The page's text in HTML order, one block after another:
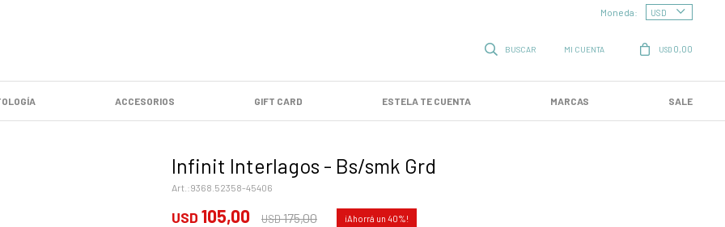
ACCESORIOS GIFT CARD ESTELA TE CUENTA MARCAS SALE
USD 0,00
Moneda:
Infinit Interlagos - Bs/smk Grd
9368.52358-45406
USD 105,00 USD175,00 40